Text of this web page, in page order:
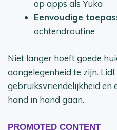
op apps als Yuka
Eenvoudige
ochtendroutine
Niet langer hoeft goede
aangelegenheid te zijn.
gebruiksvriendelijkheid en
hand in hand gaan.